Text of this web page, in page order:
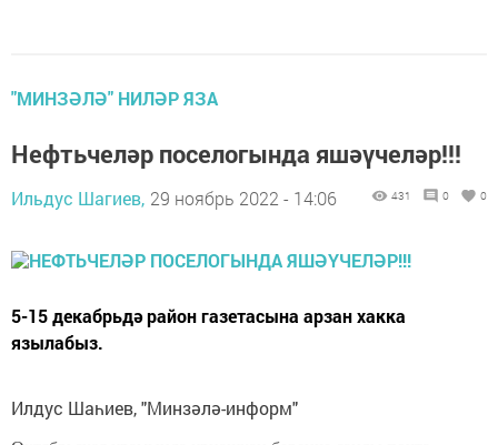
"МИНЗӘЛӘ" НИЛӘР ЯЗА
Нефтьчеләр поселогында яшәүчеләр!!!
Ильдус Шагиев, 29 ноябрь 2022 - 14:06 431 0 0
5-15 декабрьдә район газетасына арзан хакка
язылабыз.
Илдус Шаһиев, "Минзәлә-информ"